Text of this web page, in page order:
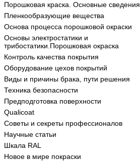
Порошковая краска. Основные сведения
Пленкообразующие вещества
Основа процесса порошковой окраски
Основы электростатики и
трибостатики.Порошковая окраска
Контроль качества покрытия
Оборудование цехов покрытий
Виды и причины брака, пути решения
Техника безопасности
Предподготовка поверхности
Qualicoat
Советы и секреты профессионалов
Научные статьи
Шкала RAL
Новое в мире покраски